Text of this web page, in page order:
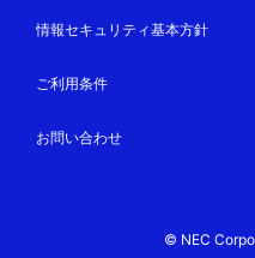
情報セキュリティ基本方針
ご利用条件
お問い合わせ
© NEC